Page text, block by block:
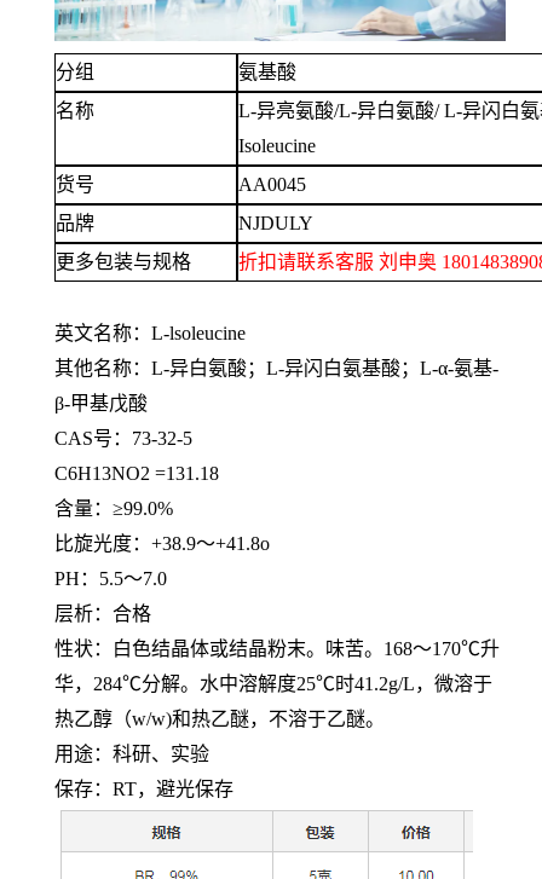
分组
氨基酸
名称
L-异亮氨酸/L-异白氨酸/ L-异闪白
Isoleucine
货号
AA0045
品牌
NJDULY
更多包装与规格
折扣请联系客服 刘申奥
英文名称： L-lsoleucine
其他名称： L-异白氨酸；L-异闪白氨基酸；L-α-氨基-
β-甲基戊酸
CAS号：73-32-5
C6H13NO2 =131.18
含量： ≥99.0%
比旋光度： +38.9～+41.8o
PH：5.5～7.0
层析：合格
性状：白色结晶体或结晶粉末。味苦。 168～170℃升
华，284℃分解。水中溶解度25℃时41.2g/L，微溶于
热乙醇（w/w)和热乙醚，不溶于乙醚。
用途：科研、实验
保存： RT，避光保存